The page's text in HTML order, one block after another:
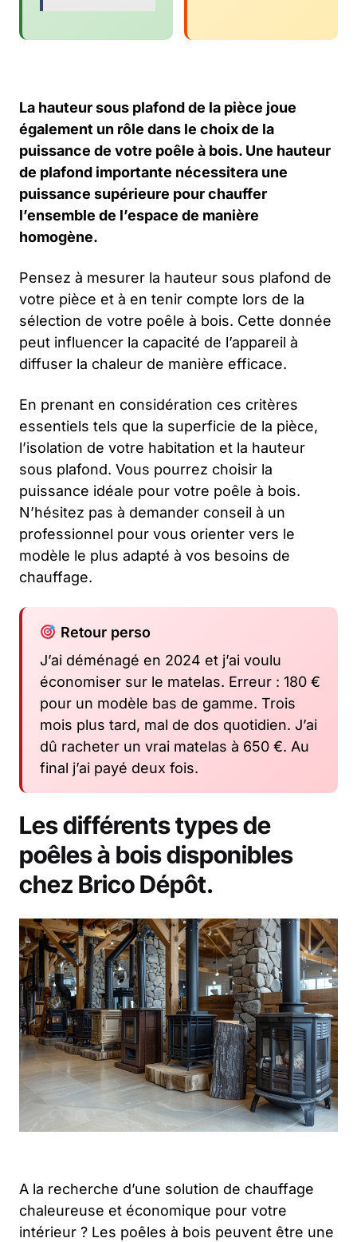
La hauteur sous plafond de la pièce joue
également un rôle dans le choix de la
puissance de votre poêle à bois. Une hauteur
de plafond importante nécessitera une
puissance supérieure pour chauffer
l’ensemble de l’espace de manière
homogène.
Pensez à mesurer la hauteur sous plafond de
votre pièce et à en tenir compte lors de la
sélection de votre poêle à bois. Cette donnée
peut influencer la capacité de l’appareil à
diffuser la chaleur de manière efficace.
En prenant en considération ces critères
essentiels tels que la superficie de la pièce,
l’isolation de votre habitation et la hauteur
sous plafond. Vous pourrez choisir la
puissance idéale pour votre poêle à bois.
N’hésitez pas à demander conseil à un
professionnel pour vous orienter vers le
modèle le plus adapté à vos besoins de
chauffage.
Retour perso
J’ai déménagé en 2024 et j’ai voulu
économiser sur le matelas. Erreur : 180 €
pour un modèle bas de gamme. Trois
mois plus tard, mal de dos quotidien. J’ai
dû racheter un vrai matelas à 650 €. Au
final j’ai payé deux fois.
Les différents types de
poêles à bois disponibles
chez Brico Dépôt.
A la recherche d’une solution de chauffage
chaleureuse et économique pour votre
intérieur ? Les poêles à bois peuvent être une